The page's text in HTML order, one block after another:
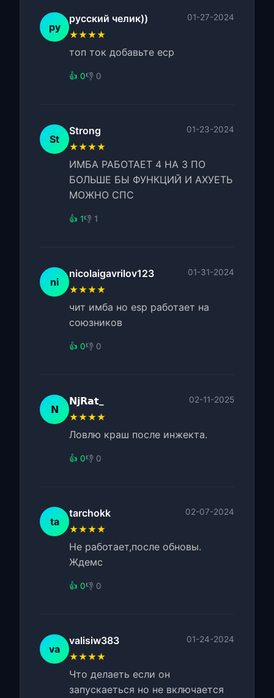
ру
русский челик)) 01-27-2024
★★★★
топ ток добавьте ecp
👍 0👎 0
St
Strong 01-23-2024
★★★★
ИМБА РАБОТАЕТ 4 НА 3 ПО
БОЛЬШЕ БЫ ФУНКЦИЙ И АХУЕТЬ
МОЖНО СПС
👍 1👎 1
ni
nicolaigavrilov123 01-31-2024
★★★★
чит имба но esp работает на
союзников
👍 0👎 0
𝗡
𝗡𝗷𝗥𝗮𝘁_ 02-11-2025
★★★★
Ловлю краш после инжекта.
👍 0👎 0
ta
tarchokk 02-07-2024
★★★★
Не работает,после обновы.
Ждемс
👍 0👎 0
va
valisiw383 01-24-2024
★★★★
Что делаеть если он
запускаеться но не включается